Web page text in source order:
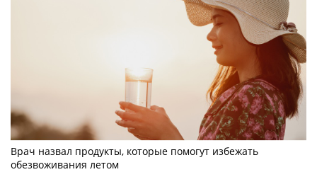
Врач назвал продукты, которые помогут избежать
обезвоживания летом